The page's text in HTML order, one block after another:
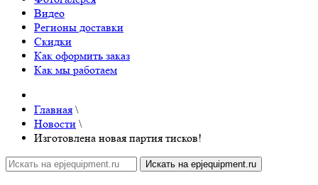
Видео
Регионы доставки
Скидки
Как оформить заказ
Как мы работаем
Главная \
Новости \
Изготовлена новая партия тисков!